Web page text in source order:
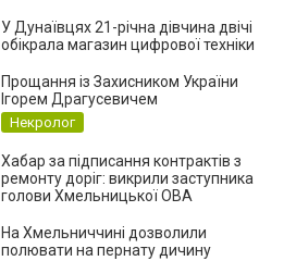
У Дунаївцях 21-річна дівчина двічі
обікрала магазин цифрової техніки
Прощання із Захисником України
Ігорем Драгусевичем
Некролог
Хабар за підписання контрактів з
ремонту доріг: викрили заступника
голови Хмельницької ОВА
На Хмельниччині дозволили
полювати на пернату дичину